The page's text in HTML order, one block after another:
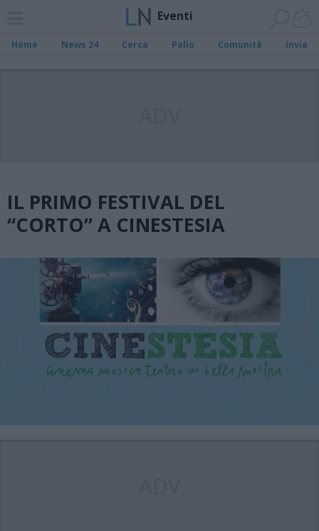
Eventi
Home News 24 Cerca Palio Comunità Invia
IL PRIMO FESTIVAL DEL
“CORTO” A CINESTESIA